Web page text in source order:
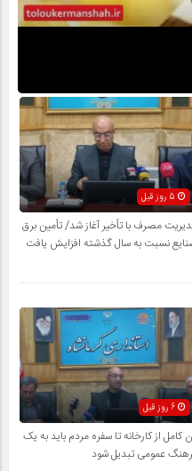
مصرف با تأخیر آغاز شد/ تأمین برق
نسبت به سال گذشته افزایش یافت
کامل از کارخانه تا سفره مردم باید به یک
عمومی تبدیل شود